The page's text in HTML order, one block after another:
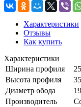
Характеристики
Отзывы
Как купить
Характеристики
Ширина профиля
Высота профиля
35
Диаметр обода
19
Производитель